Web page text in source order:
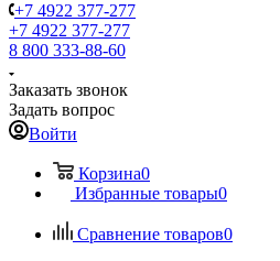
+7 4922 377-277
+7 4922 377-277
8 800 333-88-60
Заказать звонок
Задать вопрос
Войти
Корзина0
Избранные товары0
Сравнение товаров0